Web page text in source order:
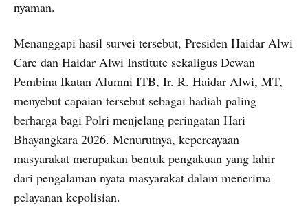
nyaman.
Menanggapi hasil survei tersebut, Presiden Haidar Alwi
Care dan Haidar Alwi Institute sekaligus Dewan
Pembina Ikatan Alumni ITB, Ir. R. Haidar Alwi, MT,
menyebut capaian tersebut sebagai hadiah paling
berharga bagi Polri menjelang peringatan Hari
Bhayangkara 2026. Menurutnya, kepercayaan
masyarakat merupakan bentuk pengakuan yang lahir
dari pengalaman nyata masyarakat dalam menerima
pelayanan kepolisian.